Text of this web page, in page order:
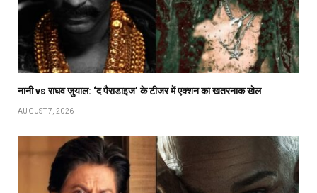
नानी vs राघव जुयाल: ‘द पैराडाइज’ के टीजर में एक्शन का खतरनाक खेल
AUGUST 7, 2026